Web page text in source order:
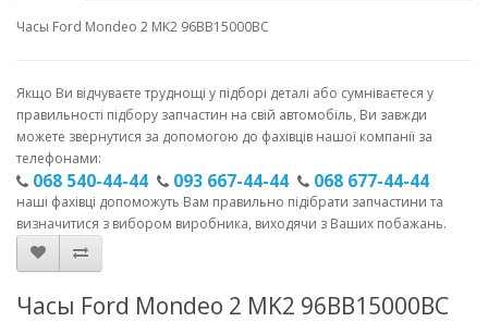
Часы Ford Mondeo 2 MK2 96BB15000BC
Якщо Ви відчуваєте труднощі у підборі деталі або сумніваєтеся у
правильності підбору запчастин на свій автомобіль, Ви завжди
можете звернутися за допомогою до фахівців нашої компанії за
телефонами:
068 540-44-44 093 667-44-44 068 677-44-44
наші фахівці допоможуть Вам правильно підібрати запчастини та
визначитися з вибором виробника, виходячи з Ваших побажань.
Часы Ford Mondeo 2 MK2 96BB15000BC